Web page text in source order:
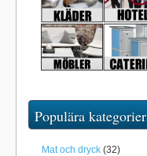
Populära kategorier
Mat och dryck (32)